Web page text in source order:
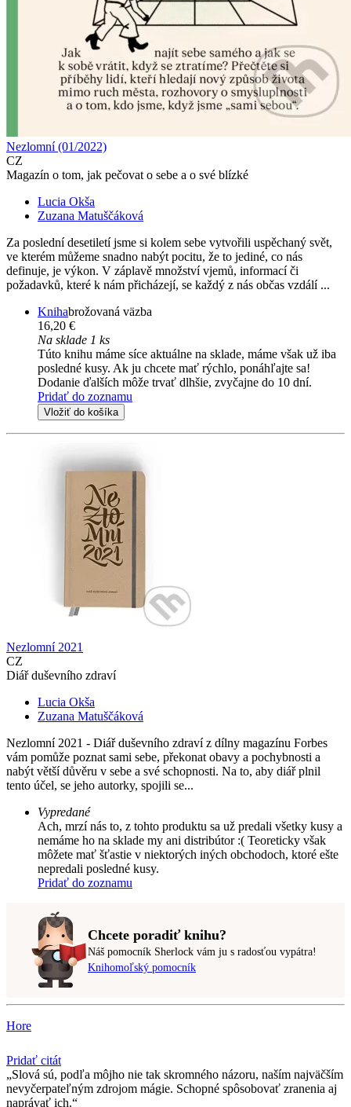
Nezlomní (01/2022)
CZ
Magazín o tom, jak pečovat o sebe a o své blízké
Lucia Okša
Zuzana Matuščáková
Za poslední desetiletí jsme si kolem sebe vytvořili uspěchaný svět,
ve kterém můžeme snadno nabýt pocitu, že to jediné, co nás
definuje, je výkon. V záplavě množství vjemů, informací či
požadavků, které k nám přicházejí, se každý z nás občas vzdálí ...
Knihabrožovaná väzba
16,20 €
Na sklade 1 ks
Túto knihu máme síce aktuálne na sklade, máme však už iba
posledné kusy. Ak ju chcete mať rýchlo, ponáhľajte sa!
Dodanie ďalších môže trvať dlhšie, zvyčajne do 10 dní.
Pridať do zoznamu
Vložiť do košíka
Nezlomní 2021
CZ
Diář duševního zdraví
Lucia Okša
Zuzana Matuščáková
Nezlomní 2021 - Diář duševního zdraví z dílny magazínu Forbes
vám pomůže poznat sami sebe, překonat obavy a pochybnosti a
nabýt větší důvěru v sebe a své schopnosti. Na to, aby diář plnil
tento účel, se jeho autorky, spojili se...
Vypredané
Ach, mrzí nás to, z tohto produktu sa už predali všetky kusy a
nemáme ho na sklade my ani distribútor :( Teoreticky však
môžete mať šťastie v niektorých iných obchodoch, ktoré ešte
nepredali posledné kusy.
Pridať do zoznamu
Chcete poradiť knihu?
Náš pomocník Sherlock vám ju s radosťou vypátra!
Knihomoľský pomocník
Hore
Pridať citát
Slová sú, podľa môjho nie tak skromného názoru, naším najväčším
nevyčerpateľným zdrojom mágie. Schopné spôsobovať zranenia aj
naprávať ich.